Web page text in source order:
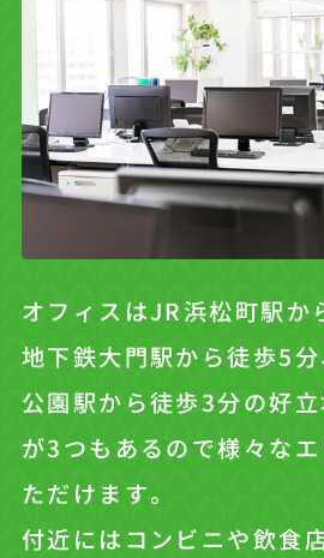
オフィスはJR浜松町駅か
地下鉄大門駅から徒歩5分
公園駅から徒歩3分の好立
が3つもあるので様々な
ただけます。
付近にはコンビニや飲食